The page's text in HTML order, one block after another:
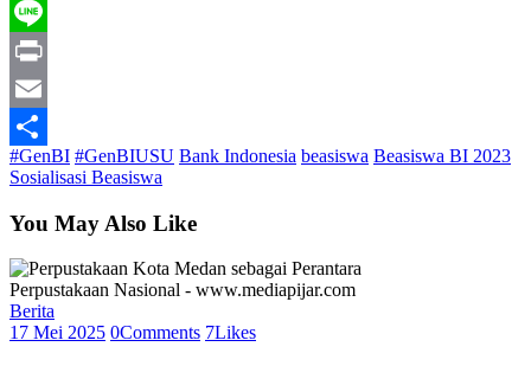
Telegram
Line
Print
Email
Share
#GenBI #GenBIUSU Bank Indonesia beasiswa Beasiswa BI 2023
Sosialisasi Beasiswa
You May Also Like
Berita
17 Mei 2025 0Comments 7Likes